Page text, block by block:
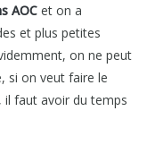
AOC et on a
et plus petites
on ne peut
si on veut faire le
il faut avoir du temps